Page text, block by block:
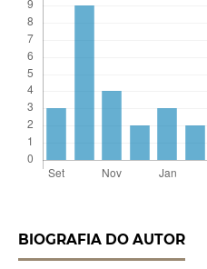
BIOGRAFIA DO AUTOR